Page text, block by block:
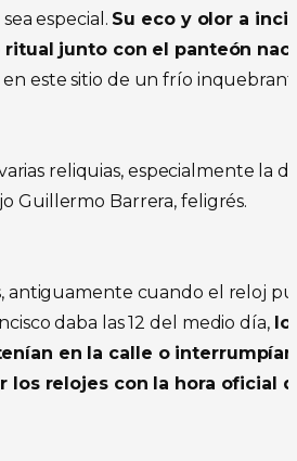
especial. Su eco y olor a
junto con el panteón
en este sitio de un frío
reliquias, especialmente la
Guillermo Barrera, feligrés.
antiguamente cuando el reloj
daba las 12 del medio día,
en la calle o
los relojes con la hora oficial